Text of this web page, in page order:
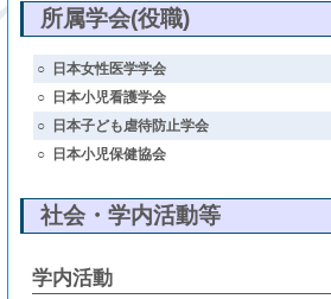
所属学会(役職)
○
日本女性医学学会
○
日本小児看護学会
○
日本子ども虐待防止学会
○
日本小児保健協会
社会・学内活動等
学内活動